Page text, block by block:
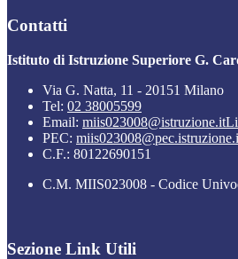
Contatti
Istituto di Istruzione Superiore G.
Via G. Natta, 11 - 20151 Milano
Tel: 02 38005599
Email: miis023008@istruzione.it
PEC:
C.F.: 80122690151
C.M. MIIS023008 - Codice
Sezione Link Utili